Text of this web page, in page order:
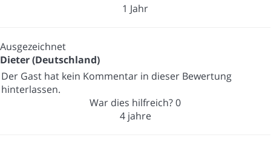
1 Jahr
Ausgezeichnet
Dieter (Deutschland)
Der Gast hat kein Kommentar in dieser Bewertung
hinterlassen.
War dies hilfreich?0
4 jahre